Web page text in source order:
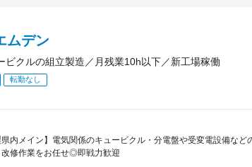
ムデン
ビクルの組立製造／月残業10h以下／新工場稼働
転勤なし
県内メイン】電気関係のキュービクル・分電盤や受変電設備など
改修作業をお任せ◎即戦力歓迎